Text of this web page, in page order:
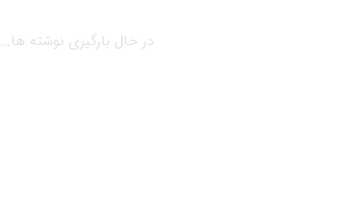
در حال بارگیری نوشته ها...